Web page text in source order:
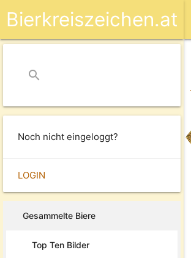
Bierkreiszeichen.at
search
Noch nicht eingeloggt?
LOGIN
Gesammelte Biere
Top Ten Bilder